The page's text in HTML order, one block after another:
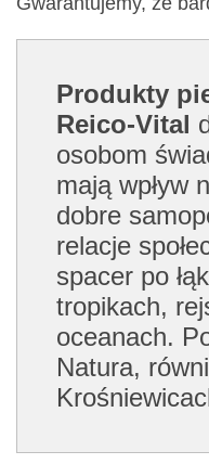
Produkty
Reico-Vital
osobom
mają wpływ
dobre
relacje
spacer po
tropikach,
oceanach.
Natura,